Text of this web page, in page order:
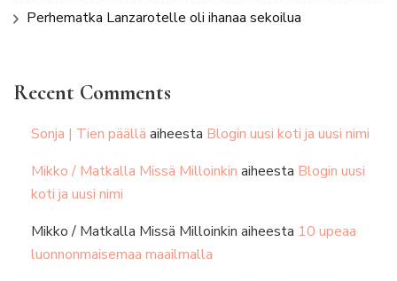
Perhematka Lanzarotelle oli ihanaa sekoilua
Recent Comments
Sonja | Tien päällä aiheesta Blogin uusi koti ja uusi nimi
Mikko / Matkalla Missä Milloinkin aiheesta Blogin uusi
koti ja uusi nimi
Mikko / Matkalla Missä Milloinkin aiheesta 10 upeaa
luonnonmaisemaa maailmalla